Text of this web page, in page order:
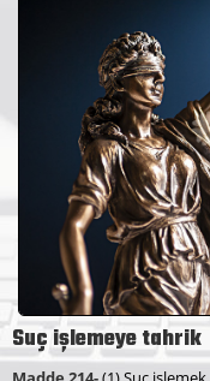
Suç işlemeye tahrik